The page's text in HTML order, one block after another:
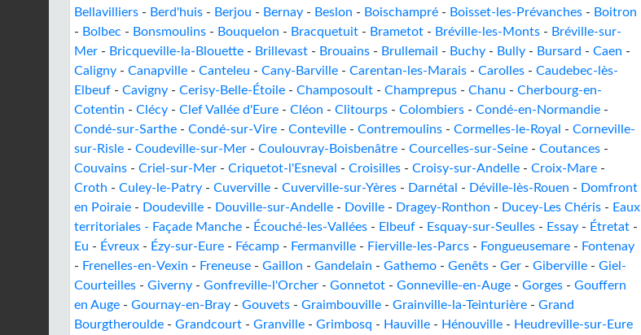
Bellavilliers - Berd'huis - Berjou - Bernay - Beslon - Boischampré - Boisset-les-Prévanches - Boitron
- Bolbec - Bonsmoulins - Bouquelon - Bracquetuit - Brametot - Bréville-les-Monts - Bréville-sur-
Mer - Bricqueville-la-Blouette - Brillevast - Brouains - Brullemail - Buchy - Bully - Bursard - Caen -
Caligny - Canapville - Canteleu - Cany-Barville - Carentan-les-Marais - Carolles - Caudebec-lès-
Elbeuf - Cavigny - Cerisy-Belle-Étoile - Champosoult - Champrepus - Chanu - Cherbourg-en-
Cotentin - Clécy - Clef Vallée d'Eure - Cléon - Clitourps - Colombiers - Condé-en-Normandie -
Condé-sur-Sarthe - Condé-sur-Vire - Conteville - Contremoulins - Cormelles-le-Royal - Corneville-
sur-Risle - Coudeville-sur-Mer - Coulouvray-Boisbenâtre - Courcelles-sur-Seine - Coutances -
Couvains - Criel-sur-Mer - Criquetot-l'Esneval - Croisilles - Croisy-sur-Andelle - Croix-Mare -
Croth - Culey-le-Patry - Cuverville - Cuverville-sur-Yères - Darnétal - Déville-lès-Rouen - Domfront
en Poiraie - Doudeville - Douville-sur-Andelle - Doville - Dragey-Ronthon - Ducey-Les Chéris - Eaux
territoriales - Façade Manche - Écouché-les-Vallées - Elbeuf - Esquay-sur-Seulles - Essay - Étretat -
Eu - Évreux - Ézy-sur-Eure - Fécamp - Fermanville - Fierville-les-Parcs - Fongueusemare - Fontenay
- Frenelles-en-Vexin - Freneuse - Gaillon - Gandelain - Gathemo - Genêts - Ger - Giberville - Giel-
Courteilles - Giverny - Gonfreville-l'Orcher - Gonnetot - Gonneville-en-Auge - Gorges - Gouffern
en Auge - Gournay-en-Bray - Gouvets - Graimbouville - Grainville-la-Teinturière - Grand
Bourgtheroulde - Grandcourt - Granville - Grimbosq - Hauville - Hénouville - Heudreville-sur-Eure